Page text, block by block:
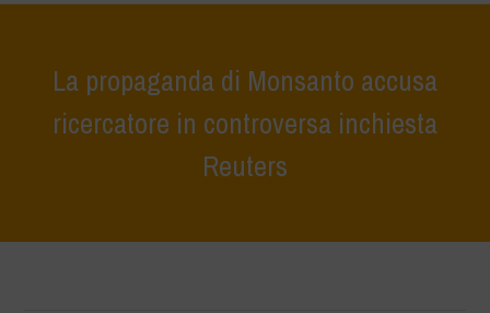
La propaganda di Monsanto accusa
ricercatore in controversa inchiesta
Reuters